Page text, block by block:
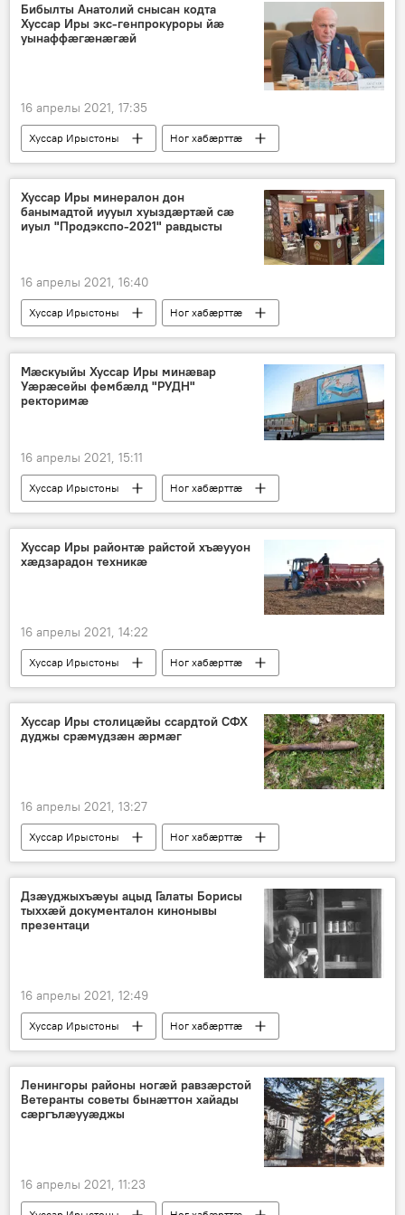
Бибылты Анатолий снысан кодта
Хуссар Иры экс-генпрокуроры йӕ
уынаффӕгӕнӕгӕй
16 апрелы 2021, 17:35
Хуссар Ирыстоны Ног хабӕрттӕ
Хуссар Иры минералон дон
банымадтой иууыл хуыздӕртӕй сӕ
иуыл "Продэкспо-2021" равдысты
16 апрелы 2021, 16:40
Хуссар Ирыстоны Ног хабӕрттӕ
Мӕскуыйы Хуссар Иры минӕвар
Уӕрӕсейы фембӕлд "РУДН"
ректоримӕ
16 апрелы 2021, 15:11
Хуссар Ирыстоны Ног хабӕрттӕ
Хуссар Иры районтæ райстой хъæууон
хæдзарадон техникæ
16 апрелы 2021, 14:22
Хуссар Ирыстоны Ног хабӕрттӕ
Хуссар Иры столицӕйы ссардтой СФХ
дуджы срӕмудзӕн ӕрмӕг
16 апрелы 2021, 13:27
Хуссар Ирыстоны Ног хабӕрттӕ
Дзæуджыхъæуы ацыд Галаты Борисы
тыххæй документалон кинонывы
презентаци
16 апрелы 2021, 12:49
Хуссар Ирыстоны Ног хабӕрттӕ
Ленингоры районы ногӕй равзӕрстой
Ветеранты советы бынӕттон хайады
сӕргълӕууӕджы
16 апрелы 2021, 11:23